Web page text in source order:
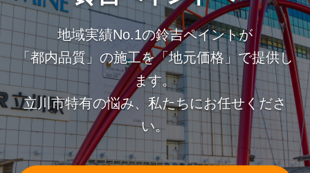
地域実績No.1の鈴吉ペイントが
「都内品質」の施工を「地元価格」で提供し
ます。
立川市特有の悩み、私たちにお任せくださ
い。